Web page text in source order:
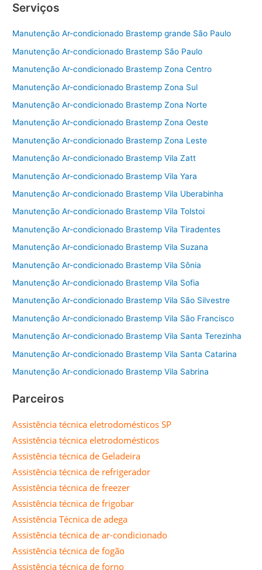
c
e
b
o
o
k
itt
er l
e
Serviços
Manutenção Ar-condicionado Brastemp grande São Paulo
Manutenção Ar-condicionado Brastemp São Paulo
Manutenção Ar-condicionado Brastemp Zona Centro
Manutenção Ar-condicionado Brastemp Zona Sul
Manutenção Ar-condicionado Brastemp Zona Norte
Manutenção Ar-condicionado Brastemp Zona Oeste
Manutenção Ar-condicionado Brastemp Zona Leste
Manutenção Ar-condicionado Brastemp Vila Zatt
Manutenção Ar-condicionado Brastemp Vila Yara
Manutenção Ar-condicionado Brastemp Vila Uberabinha
Manutenção Ar-condicionado Brastemp Vila Tolstoi
Manutenção Ar-condicionado Brastemp Vila Tiradentes
Manutenção Ar-condicionado Brastemp Vila Suzana
Manutenção Ar-condicionado Brastemp Vila Sônia
Manutenção Ar-condicionado Brastemp Vila Sofia
Manutenção Ar-condicionado Brastemp Vila São Silvestre
Manutenção Ar-condicionado Brastemp Vila São Francisco
Manutenção Ar-condicionado Brastemp Vila Santa Terezinha
Manutenção Ar-condicionado Brastemp Vila Santa Catarina
Manutenção Ar-condicionado Brastemp Vila Sabrina
Parceiros
Assistência técnica eletrodomésticos SP
Assistência técnica eletrodomésticos
Assistência técnica de Geladeira
Assistência técnica de refrigerador
Assistência técnica de freezer
Assistência técnica de frigobar
Assistência Técnica de adega
Assistência técnica de ar-condicionado
Assistência técnica de fogão
Assistência técnica de forno